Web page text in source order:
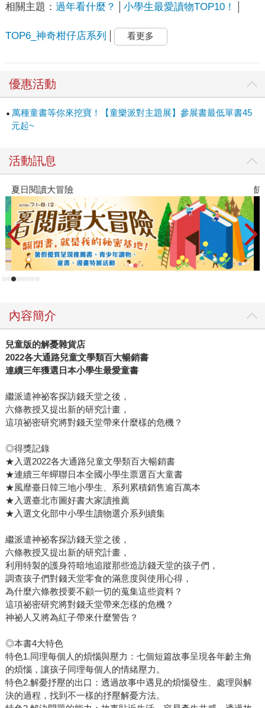
相關主題： 過年看什麼？ 小學生最愛讀物TOP10！
TOP6_神奇柑仔店系列 看更多
優惠活動
萬種童書等你來挖寶！【童樂派對主題展】參展書最低單書45
元起~
活動訊息
夏日閱讀大冒險 飢
內容簡介
兒童版的解憂雜貨店
2022各大通路兒童文學類百大暢銷書
連續三年獲選日本小學生最愛童書
繼派遣神祕客探訪錢天堂之後，
六條教授又提出新的研究計畫，
這項祕密研究將對錢天堂帶來什麼樣的危機？
◎得獎記錄
★入選2022各大通路兒童文學類百大暢銷書
★連續三年蟬聯日本全國小學生票選百大童書
★風靡臺日韓三地小學生、系列累積銷售逾百萬本
★入選臺北市圖好書大家讀推薦
★入選文化部中小學生讀物選介系列續集
繼派遣神祕客探訪錢天堂之後，
六條教授又提出新的研究計畫，
利用特製的護身符暗地追蹤那些造訪錢天堂的孩子們，
調查孩子們對錢天堂零食的滿意度與使用心得，
為什麼六條教授要不顧一切的蒐集這些資料？
這項祕密研究將對錢天堂帶來怎樣的危機？
神祕人又將為紅子帶來什麼警告？
◎本書4大特色
特色1.同理每個人的煩惱與壓力：七個短篇故事呈現各年齡主角
的煩惱，讓孩子同理每個人的情緒壓力。
特色2.解憂抒壓的出口：透過故事中遇見的煩惱發生、處理與解
決的過程，找到不一樣的抒壓解憂方法。